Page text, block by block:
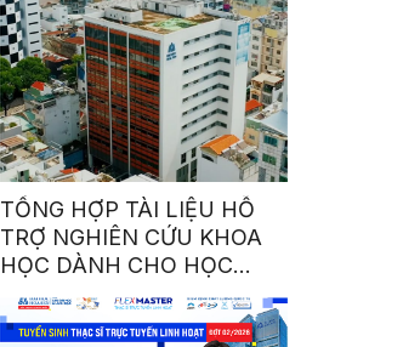
TỔNG HỢP TÀI LIỆU HỖ
TRỢ NGHIÊN CỨU KHOA
HỌC DÀNH CHO HỌC
VIÊN THẠC SĨ